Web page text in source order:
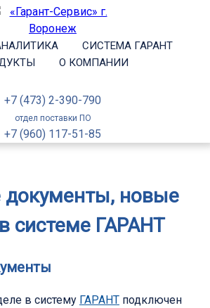
СИСТЕМА ГАРАНТ
О КОМПАНИИ
+7 (473) 2-390-790
отдел поставки ПО
+7 (960) 117-51-85
новые
системе ГАРАНТ
в систему ГАРАНТ подключен